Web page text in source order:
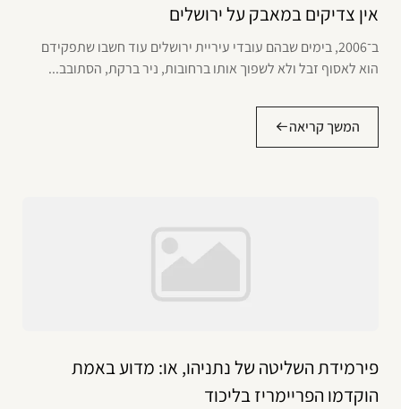
אין צדיקים במאבק על ירושלים
ב־2006, בימים שבהם עובדי עיריית ירושלים עוד חשבו שתפקידם
הוא לאסוף זבל ולא לשפוך אותו ברחובות, ניר ברקת, הסתובב...
המשך קריאה
פירמידת השליטה של נתניהו, או: מדוע באמת
הוקדמו הפריימריז בליכוד